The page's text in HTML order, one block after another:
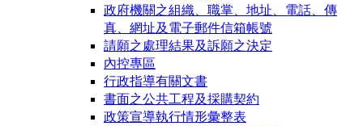
政府機關之組織、職掌、地址、電話、傳
真、網址及電子郵件信箱帳號
請願之處理結果及訴願之決定
內控專區
行政指導有關文書
書面之公共工程及採購契約
政策宣導執行情形彙整表